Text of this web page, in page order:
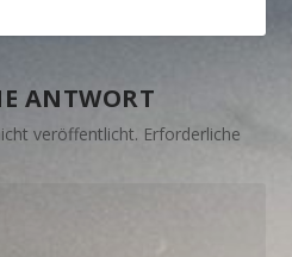
ANTWORT
veröffentlicht. Erforderliche